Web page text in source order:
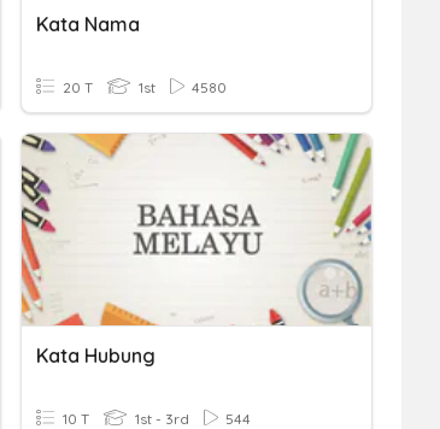
Kata Nama
20 T 1st 4580
Kata Hubung
10 T 1st - 3rd 544